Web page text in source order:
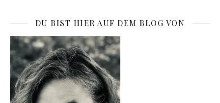
DU BIST HIER AUF DEM BLOG VON